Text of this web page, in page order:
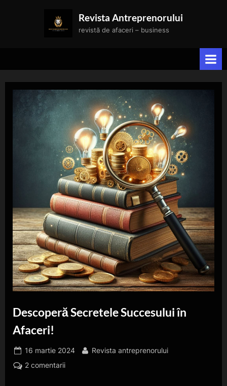
Revista Antreprenorului
revistă de afaceri – business
Descoperă Secretele Succesului în
Afaceri!
Posted
on
16 martie 2024 By
Revista antreprenorului
2 comentariila